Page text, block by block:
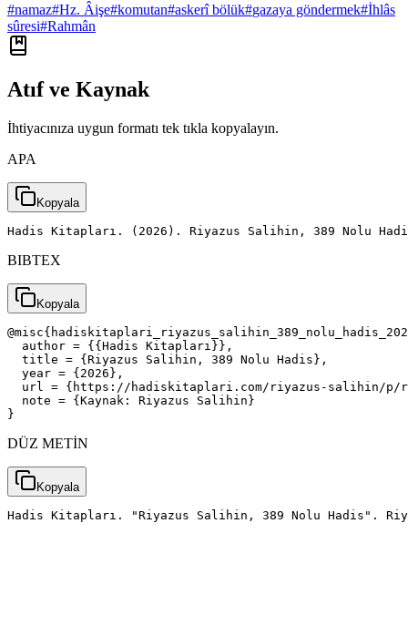
#namaz#Hz. Âişe#komutan#askerî bölük#gazaya göndermek#İhlâs
sûresi#Rahmân
Atıf ve Kaynak
İhtiyacınıza uygun formatı tek tıkla kopyalayın.
APA
Kopyala
Hadis Kitapları. (2026). Riyazus Salihin, 389 Nolu
BIBTEX
Kopyala
  author = {{Hadis Kitapları}},
  title = {Riyazus Salihin, 389 Nolu Hadis},
  year = {2026},
url = {https://hadiskitaplari.com/riyazus-salihin/
  note = {Kaynak: Riyazus Salihin}
}
DÜZ METİN
Kopyala
Hadis Kitapları. "Riyazus Salihin, 389 Nolu Hadis".